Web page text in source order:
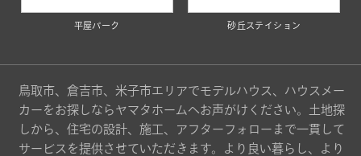
平屋パーク 砂丘ステイション
鳥取市、倉吉市、米子市エリアでモデルハウス、ハウスメー
カーをお探しならヤマタホームへお声がけください。土地探
しから、住宅の設計、施工、アフターフォローまで一貫して
サービスを提供させていただきます。より良い暮らし、より